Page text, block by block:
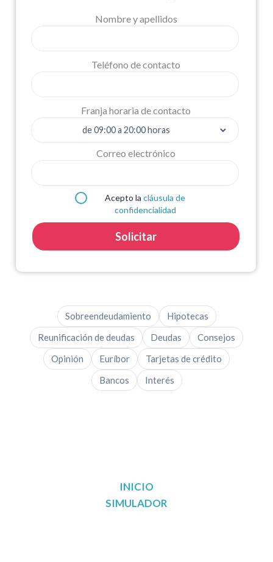
Nombre y apellidos
Teléfono de contacto
Franja horaria de contacto
Correo electrónico
Acepto la cláusula de
confidencialidad
Solicitar
Sobreendeudamiento
Hipotecas
Reunificación de deudas
Deudas
Consejos
Opinión
Euríbor
Tarjetas de crédito
Bancos
Interés
INICIO
SIMULADOR